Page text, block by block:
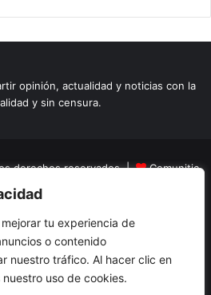
tu experiencia de
o contenido
nuestro tráfico. Al hacer clic en
uso de cookies.
opinión, actualidad y noticias con la
y sin censura.
derechos reservados |
Comunitic
Nit 901228106
Opinion Turismo
Caricaturas Reportajes
FacebookYouTubeInstagram